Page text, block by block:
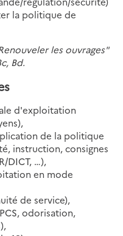
la politique de
les ouvrages"
Bd.
d'exploitation
de la politique
instruction, consignes
DICT, …),
en mode
de service),
odorisation,